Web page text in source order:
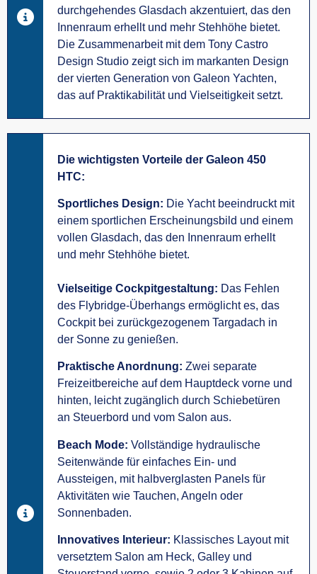
durchgehendes Glasdach akzentuiert, das den
Innenraum erhellt und mehr Stehhöhe bietet.
Die Zusammenarbeit mit dem Tony Castro
Design Studio zeigt sich im markanten Design
der vierten Generation von Galeon Yachten,
das auf Praktikabilität und Vielseitigkeit setzt.
Die wichtigsten Vorteile der Galeon 450
HTC:
Sportliches Design: Die Yacht beeindruckt mit
einem sportlichen Erscheinungsbild und einem
vollen Glasdach, das den Innenraum erhellt
und mehr Stehhöhe bietet.
Vielseitige Cockpitgestaltung: Das Fehlen
des Flybridge-Überhangs ermöglicht es, das
Cockpit bei zurückgezogenem Targadach in
der Sonne zu genießen.
Praktische Anordnung: Zwei separate
Freizeitbereiche auf dem Hauptdeck vorne und
hinten, leicht zugänglich durch Schiebetüren
an Steuerbord und vom Salon aus.
Beach Mode: Vollständige hydraulische
Seitenwände für einfaches Ein- und
Aussteigen, mit halbverglasten Panels für
Aktivitäten wie Tauchen, Angeln oder
Sonnenbaden.
Innovatives Interieur: Klassisches Layout mit
versetztem Salon am Heck, Galley und